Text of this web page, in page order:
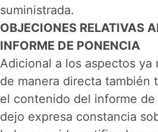
suministrada.
OBJECIONES RELATIVAS
INFORME DE PONENCIA
Adicional a los aspectos ya
de manera directa también
el contenido del informe
dejo expresa constancia